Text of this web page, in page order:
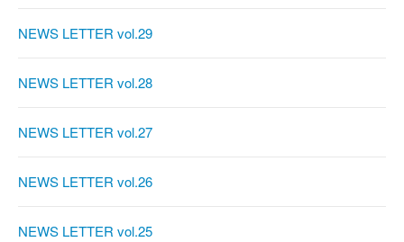
NEWS LETTER vol.29
NEWS LETTER vol.28
NEWS LETTER vol.27
NEWS LETTER vol.26
NEWS LETTER vol.25